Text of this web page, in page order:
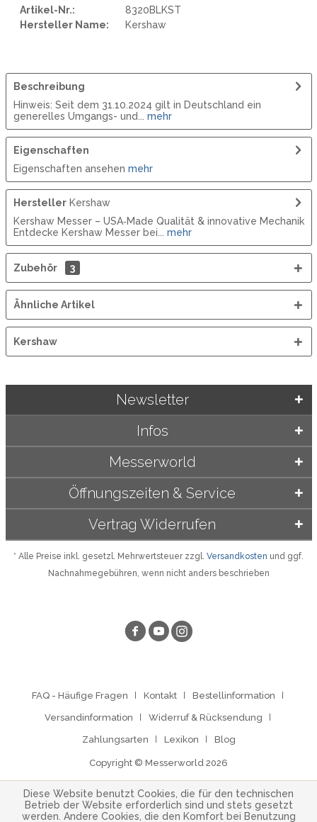
Artikel-Nr.:
8320BLKST
Hersteller Name:
Kershaw
Beschreibung
Hinweis: Seit dem 31.10.2024 gilt in Deutschland ein
generelles Umgangs- und...
mehr
Eigenschaften
Eigenschaften ansehen mehr
HerstellerKershaw
Kershaw Messer – USA‑Made Qualität & innovative Mechanik
Entdecke Kershaw Messer bei...
mehr
Zubehör 3
Ähnliche Artikel
Kershaw
Öffnungszeiten & Service
Infos
Messerworld
Newsletter
Vertrag Widerrufen
* Alle Preise inkl. gesetzl. Mehrwertsteuer zzgl. Versandkosten und ggf.
Nachnahmegebühren, wenn nicht anders beschrieben
FAQ - Häufige Fragen Kontakt Bestellinformation
Versandinformation Widerruf & Rücksendung
Zahlungsarten Lexikon Blog
Copyright © Messerworld 2026
Diese Website benutzt Cookies, die für den technischen
Betrieb der Website erforderlich sind und stets gesetzt
werden. Andere Cookies, die den Komfort bei Benutzung